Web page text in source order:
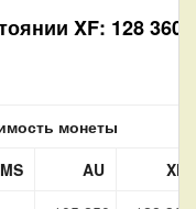
XF: 128 360
монеты
MS AU
XF